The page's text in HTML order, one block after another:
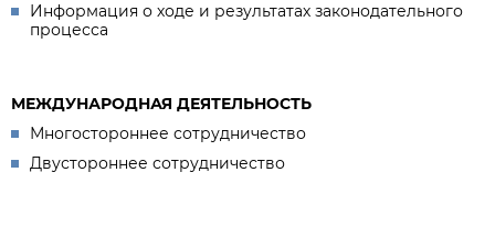
Информация о ходе и результатах законодательного
процесса
МЕЖДУНАРОДНАЯ ДЕЯТЕЛЬНОСТЬ
Многостороннее сотрудничество
Двустороннее сотрудничество